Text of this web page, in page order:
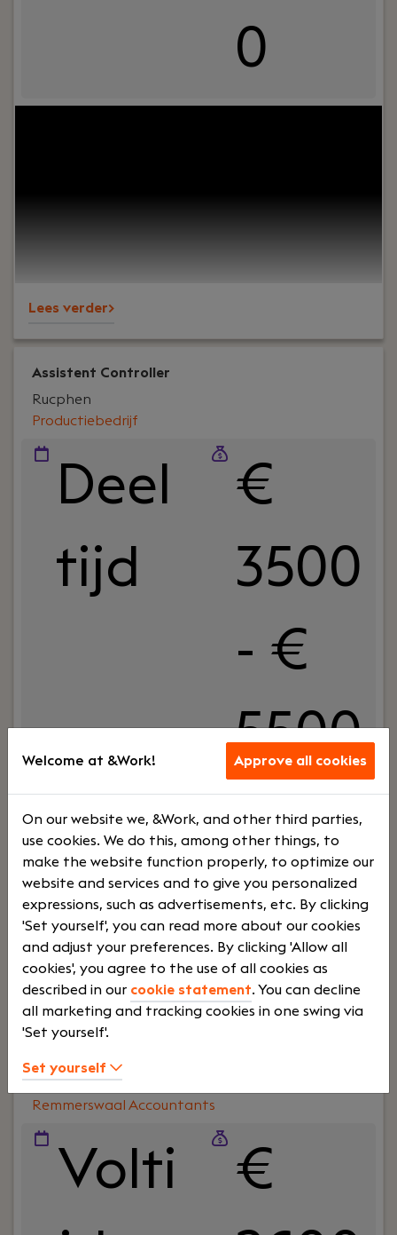
0
Lees verder>
Assistent Controller
Productiebedrijf
Rucphen
Deel
tijd
€
3500
- €
5500
rechterhand van de Finance Manager en zorg je
ervoor dat financiële rapportages tijdig en
accuraat worden aangeleverd. Je combineert
precisie met goede communicatieve vaardigheden
en draagt zo bij aan het optimaliseren van
financiële processen en het inzichtelijk maken van
de bedrijfsresultaten.
Lees verder>
Remmerswaal Accountants
Roosendaal
Volti
€
Welcome at &Work! Approve all cookies
On our website we, &Work, and other third parties,
use cookies. We do this, among other things, to
make the website function properly, to optimize our
website and services and to give you personalized
expressions, such as advertisements, etc. By clicking
'Set yourself', you can read more about our cookies
and adjust your preferences. By clicking 'Allow all
cookies', you agree to the use of all cookies as
described in our cookie statement. You can decline
all marketing and tracking cookies in one swing via
'Set yourself'.
Set yourself